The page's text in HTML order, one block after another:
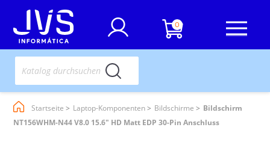
0
Startseite Laptop-Komponenten Bildschirme
Bildschirm
NT156WHM-N44 V8.0 15.6" HD Matt EDP 30-Pin Anschluss